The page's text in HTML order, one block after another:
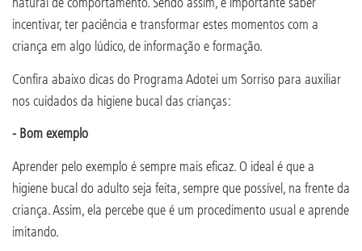
incentivar, ter paciência e transformar estes momentos com a
criança em algo lúdico, de informação e formação.
Confira abaixo dicas do Programa Adotei um Sorriso para auxiliar
nos cuidados da higiene bucal das crianças:
- Bom exemplo
Aprender pelo exemplo é sempre mais eficaz. O ideal é que a
higiene bucal do adulto seja feita, sempre que possível, na frente da
criança. Assim, ela percebe que é um procedimento usual e aprende
imitando.